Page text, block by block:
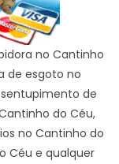
no Cantinho
de esgoto no
de
do Céu,
no Cantinho do
Céu e qualquer